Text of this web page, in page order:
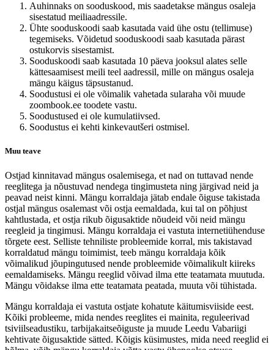
Auhinnaks on sooduskood, mis saadetakse mängus osaleja
sisestatud meiliaadressile.
Ühte sooduskoodi saab kasutada vaid ühe ostu (tellimuse)
tegemiseks. Võidetud sooduskoodi saab kasutada pärast
ostukorvis sisestamist.
Sooduskoodi saab kasutada 10 päeva jooksul alates selle
kättesaamisest meili teel aadressil, mille on mängus osaleja
mängu käigus täpsustanud.
Soodustusi ei ole võimalik vahetada sularaha või muude
zoombook.ee toodete vastu.
Soodustused ei ole kumulatiivsed.
Soodustus ei kehti kinkevautšeri ostmisel.
Muu teave
Ostjad kinnitavad mängus osalemisega, et nad on tuttavad nende
reeglitega ja nõustuvad nendega tingimusteta ning järgivad neid ja
peavad neist kinni. Mängu korraldaja jätab endale õiguse takistada
ostjal mängus osalemast või ostja eemaldada, kui tal on põhjust
kahtlustada, et ostja rikub õigusaktide nõudeid või neid mängu
reegleid ja tingimusi. Mängu korraldaja ei vastuta internetiühenduse
tõrgete eest. Selliste tehniliste probleemide korral, mis takistavad
korraldatud mängu toimimist, teeb mängu korraldaja kõik
võimalikud jõupingutused nende probleemide võimalikult kiireks
eemaldamiseks. Mängu reeglid võivad ilma ette teatamata muutuda.
Mängu võidakse ilma ette teatamata peatada, muuta või tühistada.
Mängu korraldaja ei vastuta ostjate kohatute käitumisviiside eest.
Kõiki probleeme, mida nendes reeglites ei mainita, reguleerivad
tsiviilseadustiku, tarbijakaitseõiguste ja muude Leedu Vabariigi
kehtivate õigusaktide sätted. Kõigis küsimustes, mida need reeglid ei